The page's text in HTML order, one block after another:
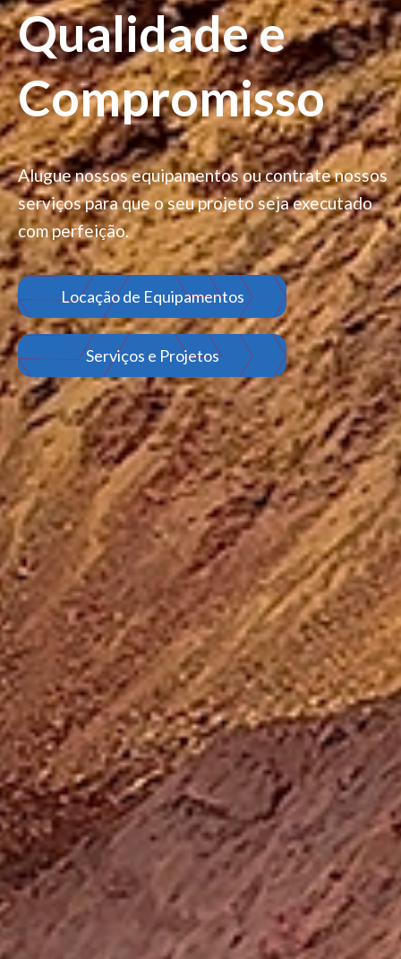
Qualidade e
Compromisso
Alugue nossos equipamentos ou contrate nossos
serviços para que o seu projeto seja executado
com perfeição.
Locação de Equipamentos
Serviços e Projetos